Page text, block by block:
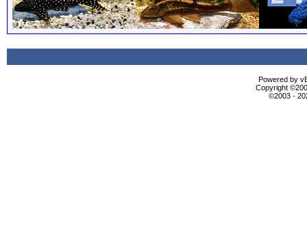
Powered by
Copyright
©2003 -